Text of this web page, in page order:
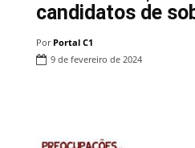
candidatos de
Por Portal C1
9 de fevereiro de 2024